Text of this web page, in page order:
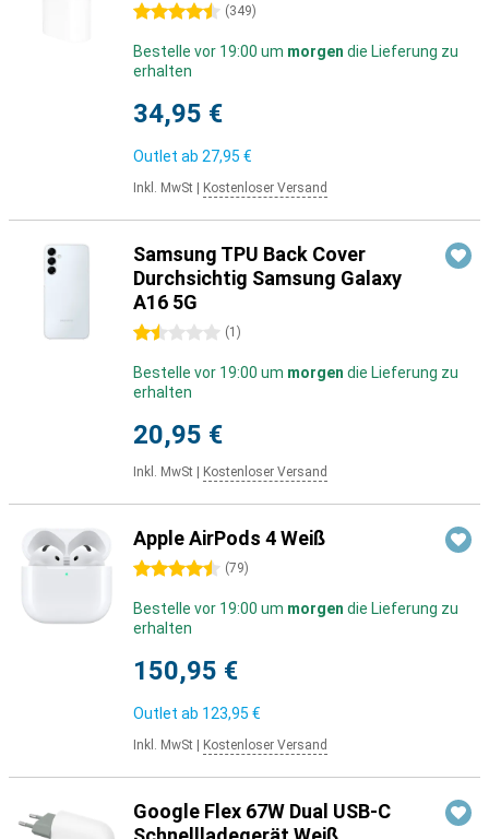
4.5 Sterne (349)
Bestelle vor 19:00 um morgen die Lieferung zu
erhalten
34,95 €
Outlet ab 27,95 €
Inkl. MwSt Kostenloser Versand
Samsung TPU Back Cover
Durchsichtig Samsung Galaxy
A16 5G
1.5 Sterne (1 )
Bestelle vor 19:00 um morgen die Lieferung zu
erhalten
20,95 €
Inkl. MwSt Kostenloser Versand
Apple AirPods 4 Weiß
4.5 Sterne (79)
Bestelle vor 19:00 um morgen die Lieferung zu
erhalten
150,95 €
Outlet ab 123,95 €
Inkl. MwSt Kostenloser Versand
Google Flex 67W Dual USB-C